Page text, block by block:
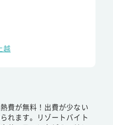
越
費が無料！出費が少ない
れます。リゾートバイト